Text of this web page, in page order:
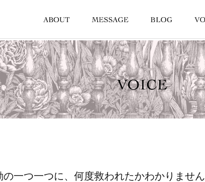
一つ一つに、何度救われたかわかりません